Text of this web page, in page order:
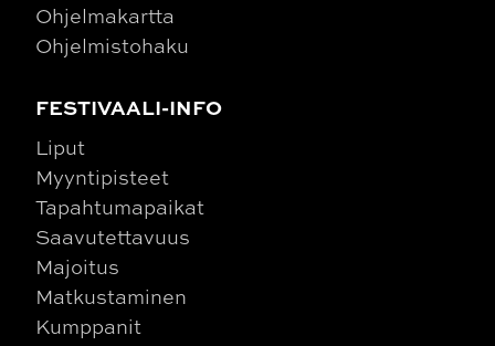
Ohjelmakartta
Ohjelmistohaku
FESTIVAALI-INFO
Liput
Myyntipisteet
Tapahtumapaikat
Saavutettavuus
Majoitus
Matkustaminen
Kumppanit